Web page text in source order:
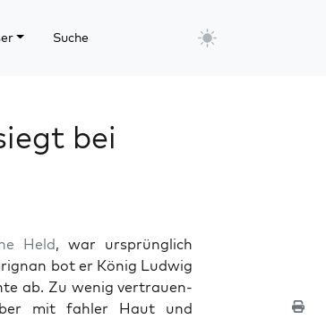
Suche
bei
Held, war ursprünglich
bot er König Lud­wig
ab. Zu wenig ver­trauen­
mit fahler Haut und